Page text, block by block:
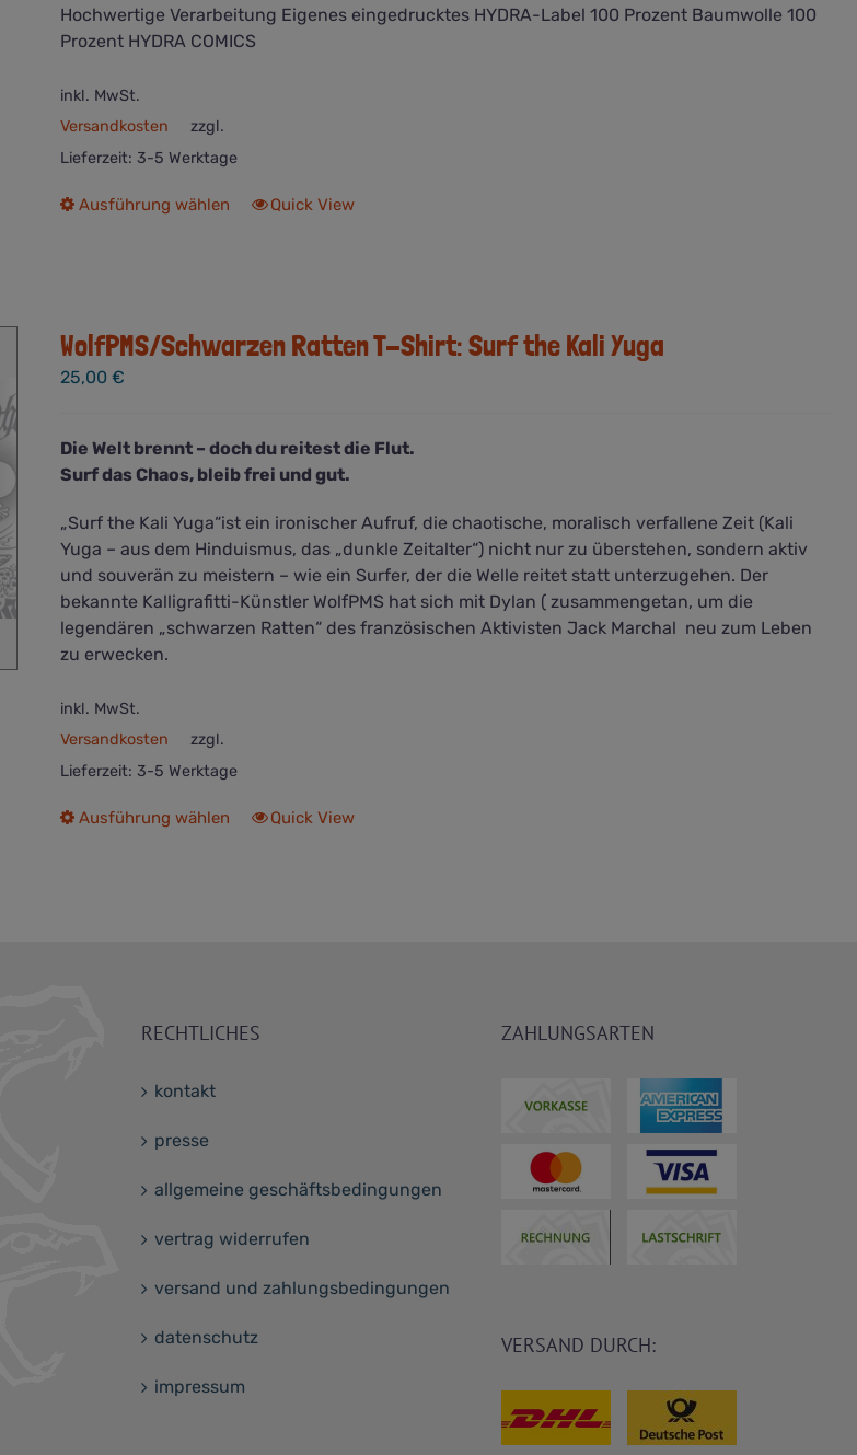
Hochwertige Verarbeitung Eigenes eingedrucktes HYDRA-Label 100 Prozent Baumwolle 100
Prozent HYDRA COMICS
inkl. MwSt.
zzgl.
Versandkosten
Lieferzeit: 3-5 Werktage
Ausführung wählen
Dieses
auf.
Die
auf
der
gewählt
werden
Quick View
WolfPMS/Schwarzen Ratten T-Shirt: Surf the Kali Yuga
25,00 €
Die Welt brennt – doch du reitest die Flut.
Surf das Chaos, bleib frei und gut.
„Surf the Kali Yuga“ist ein ironischer Aufruf, die chaotische, moralisch verfallene Zeit (Kali
Yuga – aus dem Hinduismus, das „dunkle Zeitalter“) nicht nur zu überstehen, sondern aktiv
und souverän zu meistern – wie ein Surfer, der die Welle reitet statt unterzugehen. Der
bekannte Kalligrafitti-Künstler WolfPMS hat sich mit Dylan ( zusammengetan, um die
legendären „schwarzen Ratten“ des französischen Aktivisten Jack Marchal neu zum Leben
zu erwecken.
inkl. MwSt.
zzgl.
Versandkosten
Lieferzeit: 3-5 Werktage
Ausführung wählen
Dieses
können
Quick View
RECHTLICHES
kontakt
presse
allgemeine geschäftsbedingungen
vertrag widerrufen
versand und zahlungsbedingungen
datenschutz
impressum
ZAHLUNGSARTEN
VERSAND DURCH: